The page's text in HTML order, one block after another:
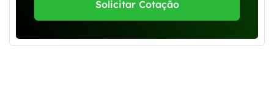
Solicitar Cotação